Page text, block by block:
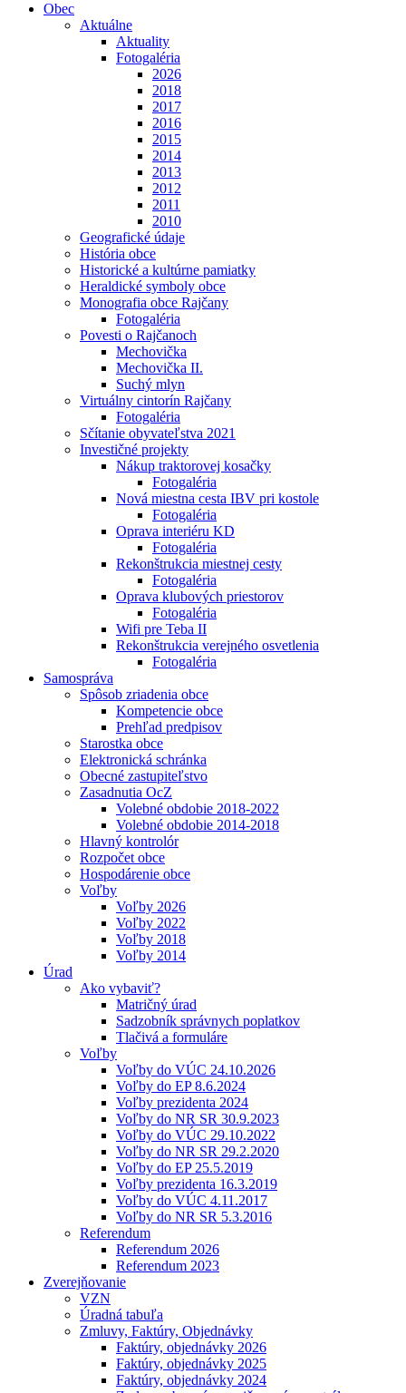
Obec
Aktuálne
Aktuality
Fotogaléria
2026
2018
2017
2016
2015
2014
2013
2012
2011
2010
Geografické údaje
História obce
Historické a kultúrne pamiatky
Heraldické symboly obce
Monografia obce Rajčany
Fotogaléria
Povesti o Rajčanoch
Mechovička
Mechovička II.
Suchý mlyn
Virtuálny cintorín Rajčany
Fotogaléria
Sčítanie obyvateľstva 2021
Investičné projekty
Nákup traktorovej kosačky
Fotogaléria
Nová miestna cesta IBV pri kostole
Fotogaléria
Oprava interiéru KD
Fotogaléria
Rekonštrukcia miestnej cesty
Fotogaléria
Oprava klubových priestorov
Fotogaléria
Wifi pre Teba II
Rekonštrukcia verejného osvetlenia
Fotogaléria
Samospráva
Spôsob zriadenia obce
Kompetencie obce
Prehľad predpisov
Starostka obce
Elektronická schránka
Obecné zastupiteľstvo
Zasadnutia OcZ
Volebné obdobie 2018-2022
Volebné obdobie 2014-2018
Hlavný kontrolór
Rozpočet obce
Hospodárenie obce
Voľby
Voľby 2026
Voľby 2022
Voľby 2018
Voľby 2014
Úrad
Ako vybaviť?
Matričný úrad
Sadzobník správnych poplatkov
Tlačivá a formuláre
Voľby
Voľby do VÚC 24.10.2026
Voľby do EP 8.6.2024
Voľby prezidenta 2024
Voľby do NR SR 30.9.2023
Voľby do VÚC 29.10.2022
Voľby do NR SR 29.2.2020
Voľby do EP 25.5.2019
Voľby prezidenta 16.3.2019
Voľby do VÚC 4.11.2017
Voľby do NR SR 5.3.2016
Referendum
Referendum 2026
Referendum 2023
Zverejňovanie
VZN
Úradná tabuľa
Zmluvy, Faktúry, Objednávky
Faktúry, objednávky 2026
Faktúry, objednávky 2025
Faktúry, objednávky 2024